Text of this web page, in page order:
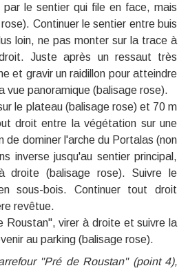
par le sentier qui file en face, mais
Continuer le sentier entre buis
loin, ne pas monter sur la trace à
Juste après un ressaut très
et gravir un raidillon pour atteindre
vue panoramique (balisage rose).
le plateau (balisage rose) et 70 m
droit entre la végétation sur une
de dominer l'arche du Portalas (non
inverse jusqu'au sentier principal,
droite (balisage rose). Suivre le
sous-bois. Continuer tout droit
revêtue.
Roustan", virer à droite et suivre la
au parking (balisage rose).
"Pré de Roustan" (point 4),